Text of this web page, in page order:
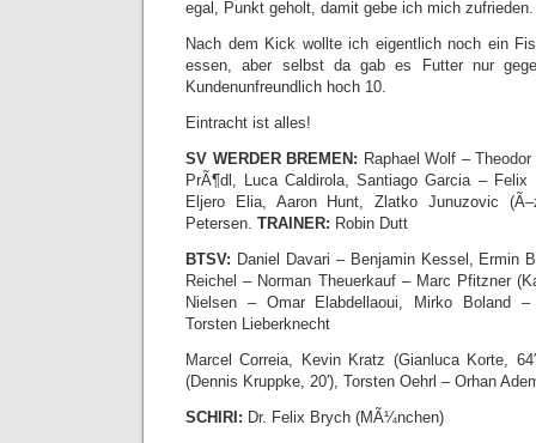
egal, Punkt geholt, damit gebe ich mich zufrieden.
Nach dem Kick wollte ich eigentlich noch ein
essen, aber selbst da gab es Futter nur
Kundenunfreundlich hoch 10.
Eintracht ist alles!
SV WERDER BREMEN: Raphael Wolf –
PrÃ¶dl, Luca Caldirola, Santiago Garcia –
Eljero Elia, Aaron Hunt, Zlatko Junuzovic
Petersen. TRAINER: Robin Dutt
BTSV: Daniel Davari – Benjamin Kessel, Ermin
Reichel – Norman Theuerkauf – Marc Pfitzner
Nielsen – Omar Elabdellaoui, Mirko Boland
Torsten Lieberknecht
Marcel Correia, Kevin Kratz (Gianluca Korte,
(Dennis Kruppke, 20′), Torsten Oehrl – Orhan
SCHIRI: Dr. Felix Brych (MÃ¼nchen)